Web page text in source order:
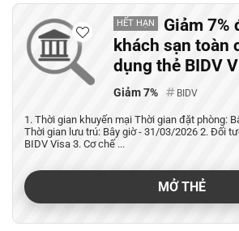
HẾT HẠN
Giảm 7%
khách sạn toàn
dụng thẻ BIDV
Giảm 7% BIDV
1. Thời gian khuyến mại Thời gian đặt phòng:
Thời gian lưu trú: Bây giờ - 31/03/2026 2. Đối
BIDV Visa 3. Cơ chế ...
MỞ THẺ